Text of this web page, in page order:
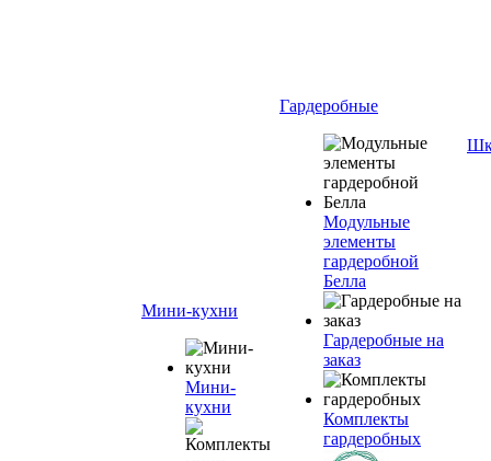
Мини-кухни
Мини-
кухни
Гардеробные
Модульные
элементы
гардеробной
Белла
Гардеробные на
заказ
Комплекты
гардеробных